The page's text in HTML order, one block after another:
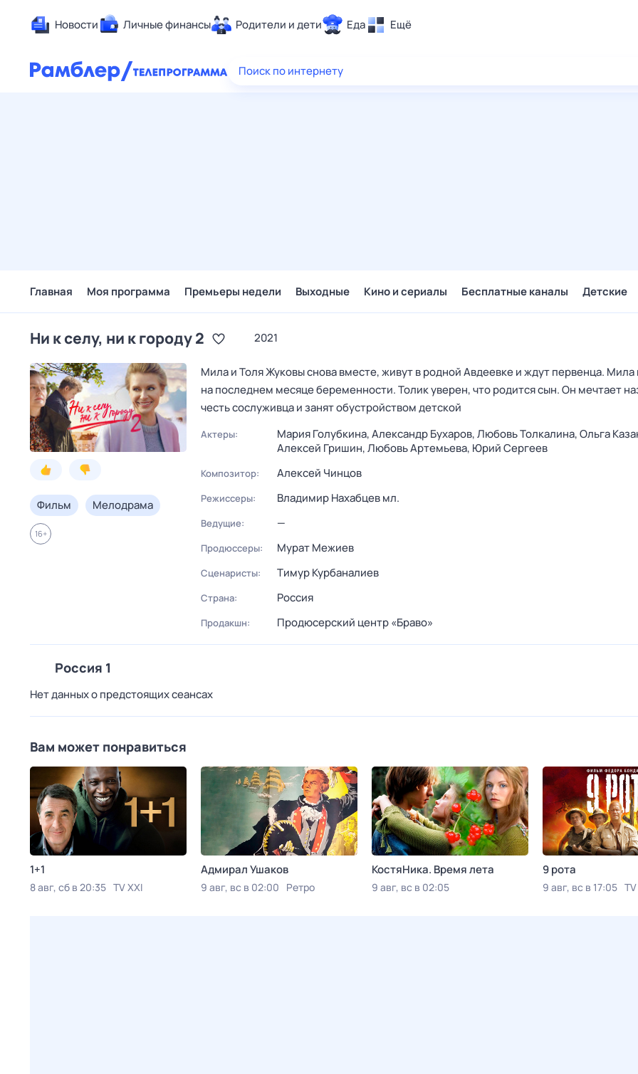
Новости Личные финансы Родители и дети Еда Ещё
Здоровье
Поиск по интернету
Главная Моя программа Премьеры недели Выходные Кино и сериалы Бесплатные каналы Детские
Ни к селу, ни к городу 2 2021
Фильм Мелодрама
16+
Мила и Толя Жуковы снова вместе, живут в родной Авдеевке и ждут первенца. Мила
на последнем месяце беременности. Толик уверен, что родится сын. Он мечтает
честь сослуживца и занят обустройством детской
Актеры: Мария Голубкина,Александр Бухаров,Любовь Толкалина,Ольга
Алексей Гришин,Любовь Артемьева, Юрий Сергеев
Композитор: Алексей Чинцов
Режиссеры: Владимир Нахабцев мл.
Ведущие: —
Продюссеры: Мурат Межиев
Сценаристы: Тимур Курбаналиев
Страна: Россия
Продакшн: Продюсерский центр «Браво»
Россия 1
Нет данных о предстоящих сеансах
Вам может понравиться
1+1
8 авг, сб в 20:35 TV XXI
Адмирал Ушаков
9 авг, вс в 02:00 Ретро
КостяНика. Время лета
9 авг, вс в 02:05
9 рота
9 авг, вс в 17:05